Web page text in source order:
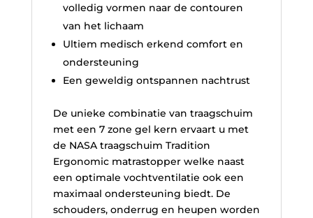
volledig vormen naar de contouren
van het lichaam
Ultiem medisch erkend comfort en
ondersteuning
Een geweldig ontspannen nachtrust
De unieke combinatie van traagschuim
met een 7 zone gel kern ervaart u met
de NASA traagschuim Tradition
Ergonomic matrastopper welke naast
een optimale vochtventilatie ook een
maximaal ondersteuning biedt. De
schouders, onderrug en heupen worden